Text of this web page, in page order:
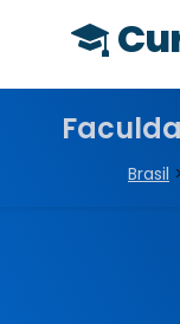
Brasil >